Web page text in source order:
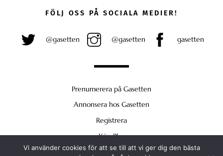
FÖLJ OSS PÅ SOCIALA MEDIER!
@gasetten @gasetten gasetten
Prenumerera på Gasetten
Annonsera hos Gasetten
Registrera
Köp Plus
Vi använder cookies för att se till att vi ger dig den bästa